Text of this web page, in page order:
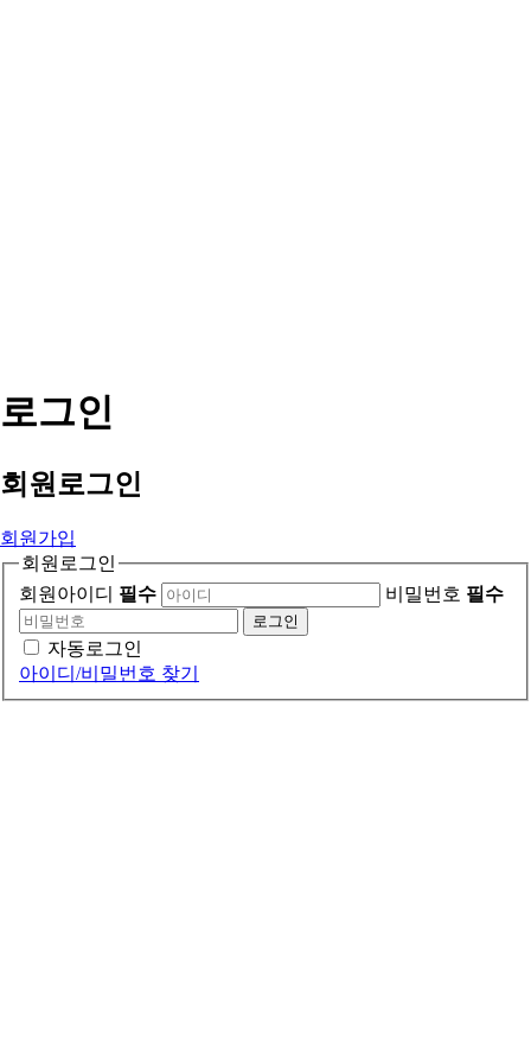
로그인
회원 로그인
회원가입
회원로그인
회원아이디 필수 비밀번호 필수
로그인
자동로그인
아이디/비밀번호 찾기